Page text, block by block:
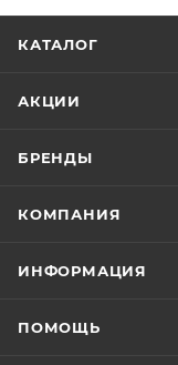
КАТАЛОГ
АКЦИИ
БРЕНДЫ
КОМПАНИЯ
ИНФОРМАЦИЯ
ПОМОЩЬ